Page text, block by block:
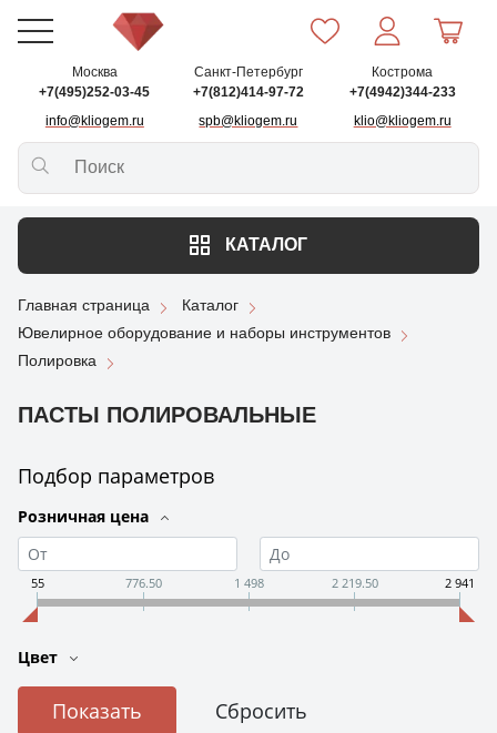
Москва
+7(495)252-03-45
info@kliogem.ru
Санкт-Петербург
+7(812)414-97-72
spb@kliogem.ru
Кострома
+7(4942)344-233
klio@kliogem.ru
КАТАЛОГ
Главная страница
Каталог
Ювелирное оборудование и наборы инструментов
Полировка
ПАСТЫ ПОЛИРОВАЛЬНЫЕ
Подбор параметров
Розничная цена
55 776.50 1 498 2 219.50 2 941
Цвет